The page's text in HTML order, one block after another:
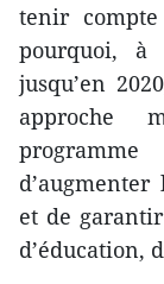
tenir compte
pourquoi,
jusqu’en
approche
et de
d’éducation,